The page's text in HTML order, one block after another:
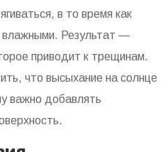
в то время как
влажными. Результат —
приводит к трещинам.
что высыхание на солнце
важно добавлять